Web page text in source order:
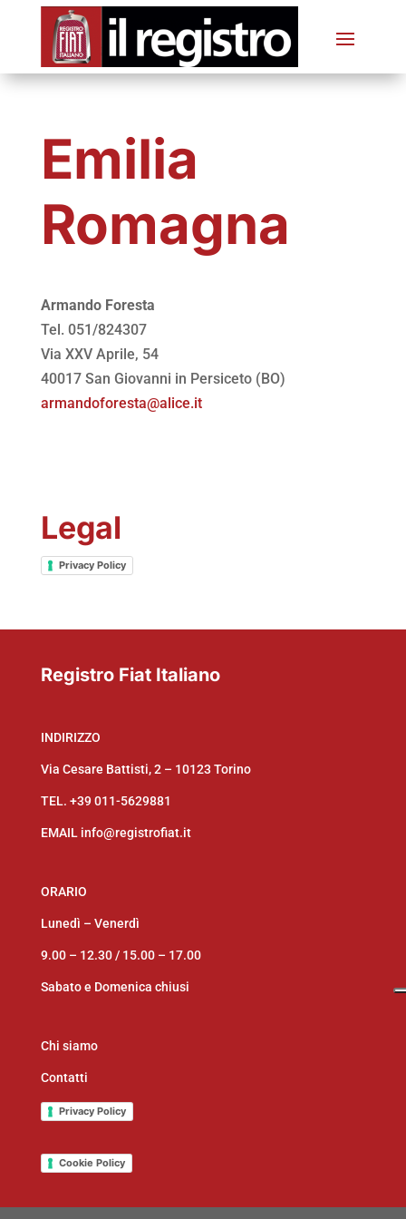
Emilia
Romagna
Armando Foresta
Tel. 051/824307
Via XXV Aprile, 54
40017 San Giovanni in Persiceto (BO)
armandoforesta@alice.it
Legal
Privacy Policy
Registro Fiat Italiano
INDIRIZZO
Via Cesare Battisti, 2 – 10123 Torino
TEL. +39 011-5629881
EMAIL info@registrofiat.it
ORARIO
Lunedì – Venerdì
9.00 – 12.30 / 15.00 – 17.00
Sabato e Domenica chiusi
Chi siamo
Contatti
Privacy Policy
Cookie Policy